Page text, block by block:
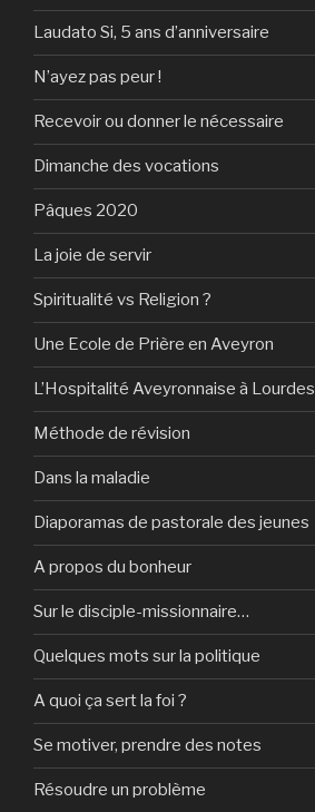
Laudato Si, 5 ans d’anniversaire
N’ayez pas peur !
Recevoir ou donner le nécessaire
Dimanche des vocations
Pâques 2020
La joie de servir
Spiritualité vs Religion ?
Une Ecole de Prière en Aveyron
L’Hospitalité Aveyronnaise à Lourdes
Méthode de révision
Dans la maladie
Diaporamas de pastorale des jeunes
A propos du bonheur
Sur le disciple-missionnaire…
Quelques mots sur la politique
A quoi ça sert la foi ?
Se motiver, prendre des notes
Résoudre un problème